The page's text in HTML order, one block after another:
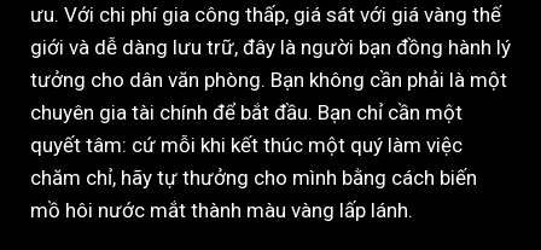
ưu. Với chi phí gia công thấp, giá sát với giá vàng thế
giới và dễ dàng lưu trữ, đây là người bạn đồng hành lý
tưởng cho dân văn phòng. Bạn không cần phải là một
chuyên gia tài chính để bắt đầu. Bạn chỉ cần một
quyết tâm: cứ mỗi khi kết thúc một quý làm việc
chăm chỉ, hãy tự thưởng cho mình bằng cách biến
mồ hôi nước mắt thành màu vàng lấp lánh.